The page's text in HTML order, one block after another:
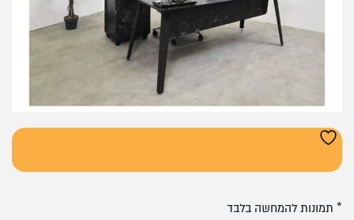
* תמונות להמחשה בלבד